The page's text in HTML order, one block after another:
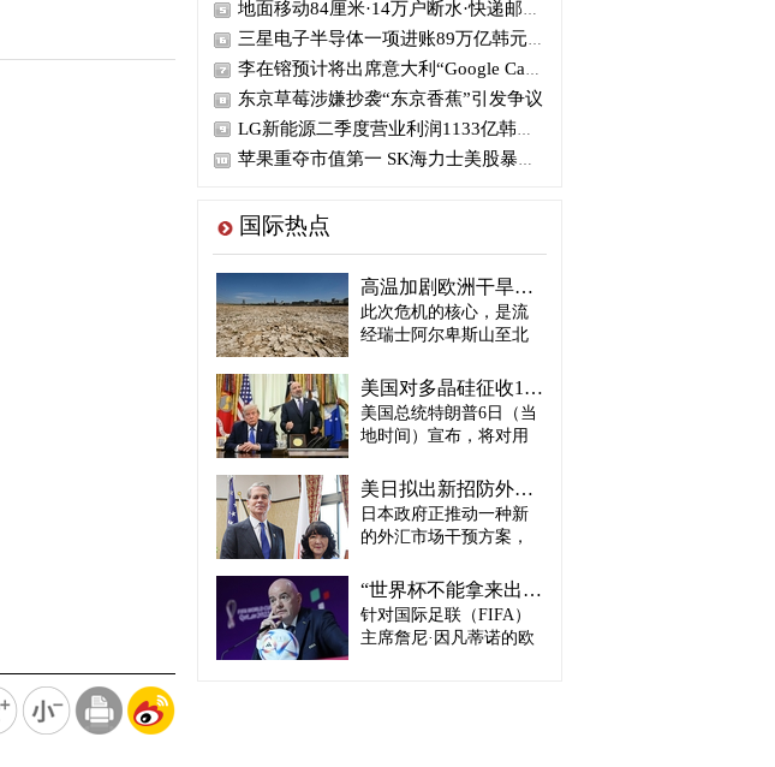
地面移动84厘米·14万户断水·快递邮政停摆...熊本陷入瘫痪
三星电子半导体一项进账89万亿韩元....刷新最高季度业绩
李在镕预计将出席意大利“Google Camp” 加快AI合作
东京草莓涉嫌抄袭“东京香蕉”引发争议
LG新能源二季度营业利润1133亿韩元 同比下降77%
苹果重夺市值第一 SK海力士美股暴跌...AI与中国扩产加剧芯片变数
国际热点
高温加剧欧洲干旱危机..."物流大动脉"莱茵河水位创历史新低
此次危机的核心，是流
经瑞士阿尔卑斯山至北
——这条支撑欧洲全域
贸易与产业的核心水
路，每年经此运输的船
只与货物达数千艘、数
位已跌至1880年开始官
方观测以来的最低水
平，由此导致供应链受
量。 在莱茵河流经的德
国杜伊斯堡，河流部分
河段水深已浅至约1.2
美国对多晶硅征收15%关税…遏制中国供应链
美国总统特朗普6日（当
地时间）宣布，将对用
板的核心材料多晶硅产
品征收15%关税，并设定
最低价格。 据《华尔街
日报》（WSJ）等媒体报
华盛顿特区白宫签署公
告，对太阳能相关材料
及设备进口产品征收15%
美日拟出新招防外汇干预“弹药耗尽”：不卖美债 借美元买入日元
日本政府正推动一种新
的外汇市场干预方案，
债，而是从美国联邦储
备委员会（Fed·美联储）
借入美元，再买入日
元。此举既可打乱投机
“世界杯不能拿来出售”…欧洲足坛向因凡蒂诺亮剑
针对国际足联（FIFA）
主席詹尼·因凡蒂诺的欧